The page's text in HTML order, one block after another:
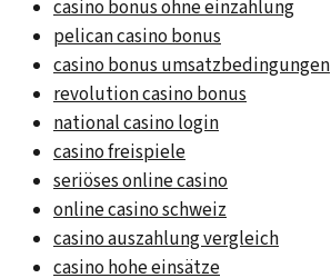
casino bonus ohne einzahlung
pelican casino bonus
casino bonus umsatzbedingungen
revolution casino bonus
national casino login
casino freispiele
seriöses online casino
online casino schweiz
casino auszahlung vergleich
casino hohe einsätze